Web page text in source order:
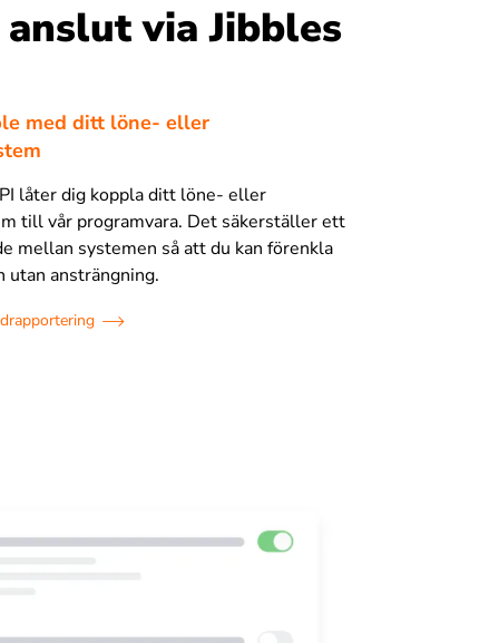
via Jibbles
med ditt löne- eller
låter dig koppla ditt löne- eller
till vår programvara. Det säkerställer ett
mellan systemen så att du kan förenkla
utan ansträngning.